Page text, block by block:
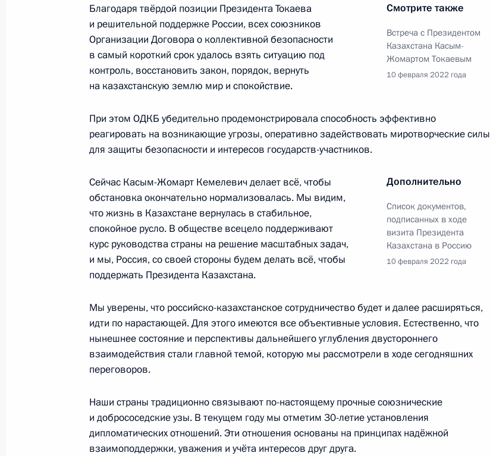
16 февраля состоятся переговоры Владимира Путина
с Президентом Бразилии Жаиром Болсонаро
15 февраля 2022 года, 12:00
Встреча с Министром обороны Сергеем Шойгу
14 февраля 2022 года, 16:00 Москва, Кремль
Встреча с главой МИД России Сергеем Лавровым
14 февраля 2022 года, 15:30 Москва, Кремль
12 февраля 2022 года, суббота
Брифинг помощника Президента России Юрия Ушакова
по итогам телефонного разговора Владимира Путина и Джозефа
Байдена
12 февраля 2022 года, 22:00
Телефонный разговор с Президентом Белоруссии Александром
Лукашенко
12 февраля 2022 года, 18:45
Смотрите также
Встреча с Президентом
Казахстана Касым-
Жомартом Токаевым
10 февраля 2022 года
Благодаря твёрдой позиции Президента Токаева
и решительной поддержке России, всех союзников
Организации Договора о коллективной безопасности
в самый короткий срок удалось взять ситуацию под
контроль, восстановить закон, порядок, вернуть
на казахстанскую землю мир и спокойствие.
При этом ОДКБ убедительно продемонстрировала способность эффективно
реагировать на возникающие угрозы, оперативно задействовать миротворческие силы
для защиты безопасности и интересов государств-участников.
Дополнительно
Список документов,
подписанных в ходе
визита Президента
Казахстана в Россию
10 февраля 2022 года
Сейчас Касым-Жомарт Кемелевич делает всё, чтобы
обстановка окончательно нормализовалась. Мы видим,
что жизнь в Казахстане вернулась в стабильное,
спокойное русло. В обществе всецело поддерживают
курс руководства страны на решение масштабных задач,
и мы, Россия, со своей стороны будем делать всё, чтобы
поддержать Президента Казахстана.
Мы уверены, что российско-казахстанское сотрудничество будет и далее расширяться,
идти по нарастающей. Для этого имеются все объективные условия. Естественно, что
нынешнее состояние и перспективы дальнейшего углубления двустороннего
взаимодействия стали главной темой, которую мы рассмотрели в ходе сегодняшних
переговоров.
Наши страны традиционно связывают по-настоящему прочные союзнические
и добрососедские узы. В текущем году мы отметим 30-летие установления
дипломатических отношений. Эти отношения основаны на принципах надёжной
взаимоподдержки, уважения и учёта интересов друг друга.